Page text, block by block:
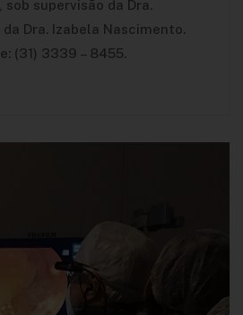
supervisão da Dra.
Dra. Izabela Nascimento.
(31) 3339 – 8455.